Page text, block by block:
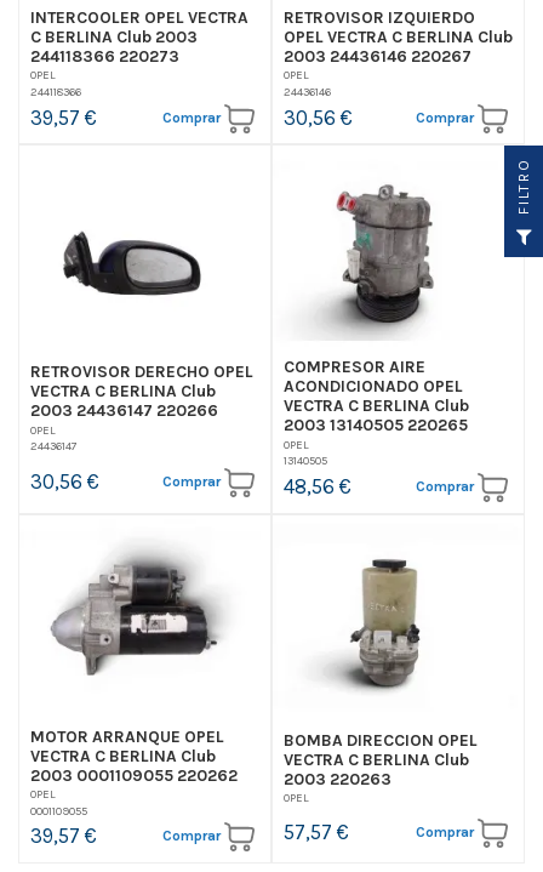
INTERCOOLER OPEL VECTRA
C BERLINA Club 2003
244118366 220273
OPEL
244118366
39,57 € Comprar
RETROVISOR IZQUIERDO
OPEL VECTRA C BERLINA Club
2003 24436146 220267
OPEL
24436146
30,56 € Comprar
RETROVISOR DERECHO OPEL
VECTRA C BERLINA Club
2003 24436147 220266
OPEL
24436147
30,56 € Comprar
COMPRESOR AIRE
ACONDICIONADO OPEL
VECTRA C BERLINA Club
2003 13140505 220265
OPEL
13140505
48,56 € Comprar
MOTOR ARRANQUE OPEL
VECTRA C BERLINA Club
2003 0001109055 220262
OPEL
0001109055
39,57 € Comprar
BOMBA DIRECCION OPEL
VECTRA C BERLINA Club
2003 220263
OPEL
57,57 € Comprar
O